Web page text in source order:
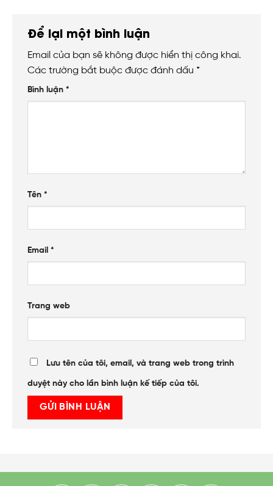
Để lại một bình luận
Email của bạn sẽ không được hiển thị công khai.
Các trường bắt buộc được đánh dấu *
Bình luận *
Tên *
Email *
Trang web
Lưu tên của tôi, email, và trang web trong trình
duyệt này cho lần bình luận kế tiếp của tôi.